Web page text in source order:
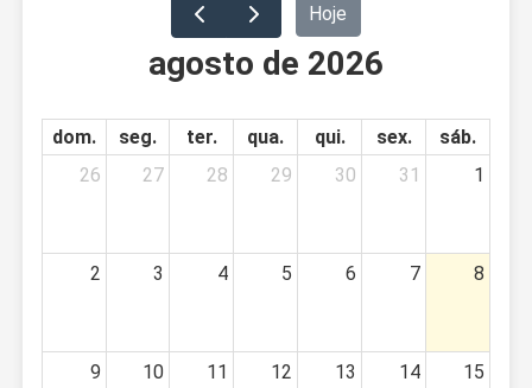
Hoje
agosto de 2026
dom. seg. ter. qua. qui. sex.
sáb.
26
27 28 29 30 31 1
2 3 4 5 6 7 8
9 10 11 12 13 14 15